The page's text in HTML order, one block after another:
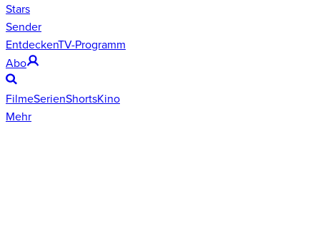
Stars
Sender
EntdeckenTV-Programm
Abo
FilmeSerienShortsKino
Mehr